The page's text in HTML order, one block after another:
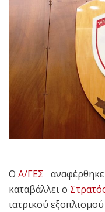
Ο Α/ΓΕΣ
καταβάλλει ο
ιατρικού